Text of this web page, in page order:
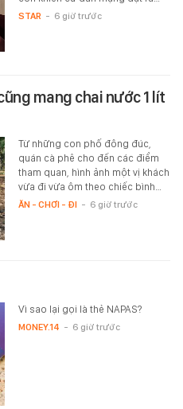
STAR - 6 giờ trước
mang chai nước 1 lít
Từ những con phố đông đúc,
quán cà phê cho đến các điểm
tham quan, hình ảnh một vị khách
vừa đi vừa ôm theo chiếc bình…
ĂN - CHƠI - ĐI - 6 giờ trước
Vì sao lại gọi là thẻ NAPAS?
MONEY.14 - 6 giờ trước